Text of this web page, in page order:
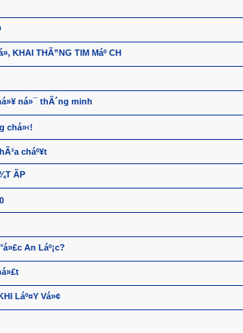
KHAI THÃ”NG TIM Máº CH
ná»¯ thÃ´ng minh
chá»‹!
cháº¥t
ÃP
An Láº¡c?
Láº¤Y Vá»¢